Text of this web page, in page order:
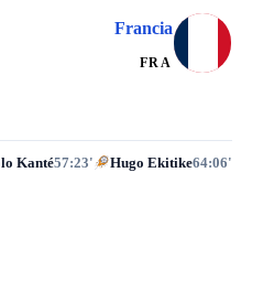
Francia
FRA
Kanté57:23' Hugo Ekitike64:06'